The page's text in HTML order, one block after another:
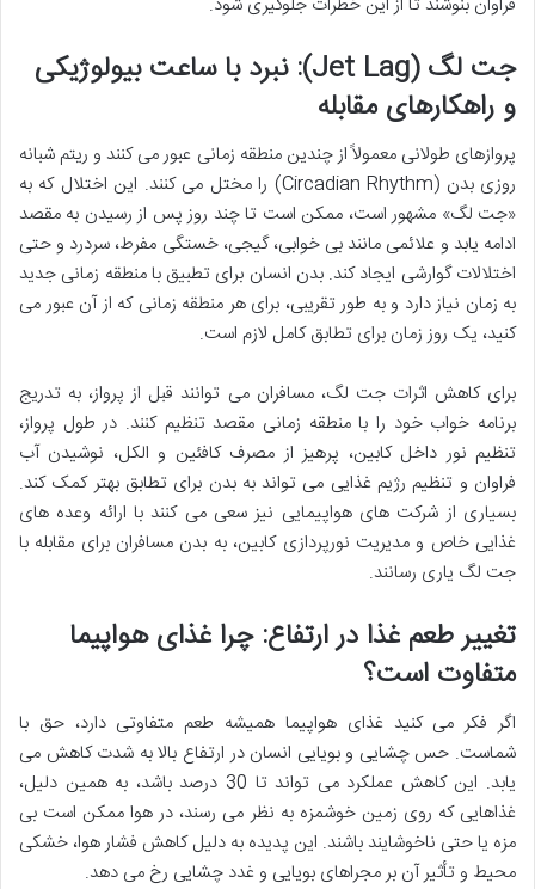
جت لگ (Jet Lag): نبرد با ساعت بیولوژیکی
و راهکارهای مقابله
پروازهای طولانی معمولاً از چندین منطقه زمانی عبور می کنند و ریتم شبانه
روزی بدن (Circadian Rhythm) را مختل می کنند. این اختلال که به
«جت لگ» مشهور است، ممکن است تا چند روز پس از رسیدن به مقصد
ادامه یابد و علائمی مانند بی خوابی، گیجی، خستگی مفرط، سردرد و حتی
اختلالات گوارشی ایجاد کند. بدن انسان برای تطبیق با منطقه زمانی جدید
به زمان نیاز دارد و به طور تقریبی، برای هر منطقه زمانی که از آن عبور می
کنید، یک روز زمان برای تطابق کامل لازم است.
برای کاهش اثرات جت لگ، مسافران می توانند قبل از پرواز، به تدریج
برنامه خواب خود را با منطقه زمانی مقصد تنظیم کنند. در طول پرواز،
تنظیم نور داخل کابین، پرهیز از مصرف کافئین و الکل، نوشیدن آب
فراوان و تنظیم رژیم غذایی می تواند به بدن برای تطابق بهتر کمک کند.
بسیاری از شرکت های هواپیمایی نیز سعی می کنند با ارائه وعده های
غذایی خاص و مدیریت نورپردازی کابین، به بدن مسافران برای مقابله با
جت لگ یاری رسانند.
تغییر طعم غذا در ارتفاع: چرا غذای هواپیما
متفاوت است؟
اگر فکر می کنید غذای هواپیما همیشه طعم متفاوتی دارد، حق با
شماست. حس چشایی و بویایی انسان در ارتفاع بالا به شدت کاهش می
یابد. این کاهش عملکرد می تواند تا 30 درصد باشد، به همین دلیل،
غذاهایی که روی زمین خوشمزه به نظر می رسند، در هوا ممکن است بی
مزه یا حتی ناخوشایند باشند. این پدیده به دلیل کاهش فشار هوا، خشکی
محیط و تأثیر آن بر مجراهای بویایی و غدد چشایی رخ می دهد.